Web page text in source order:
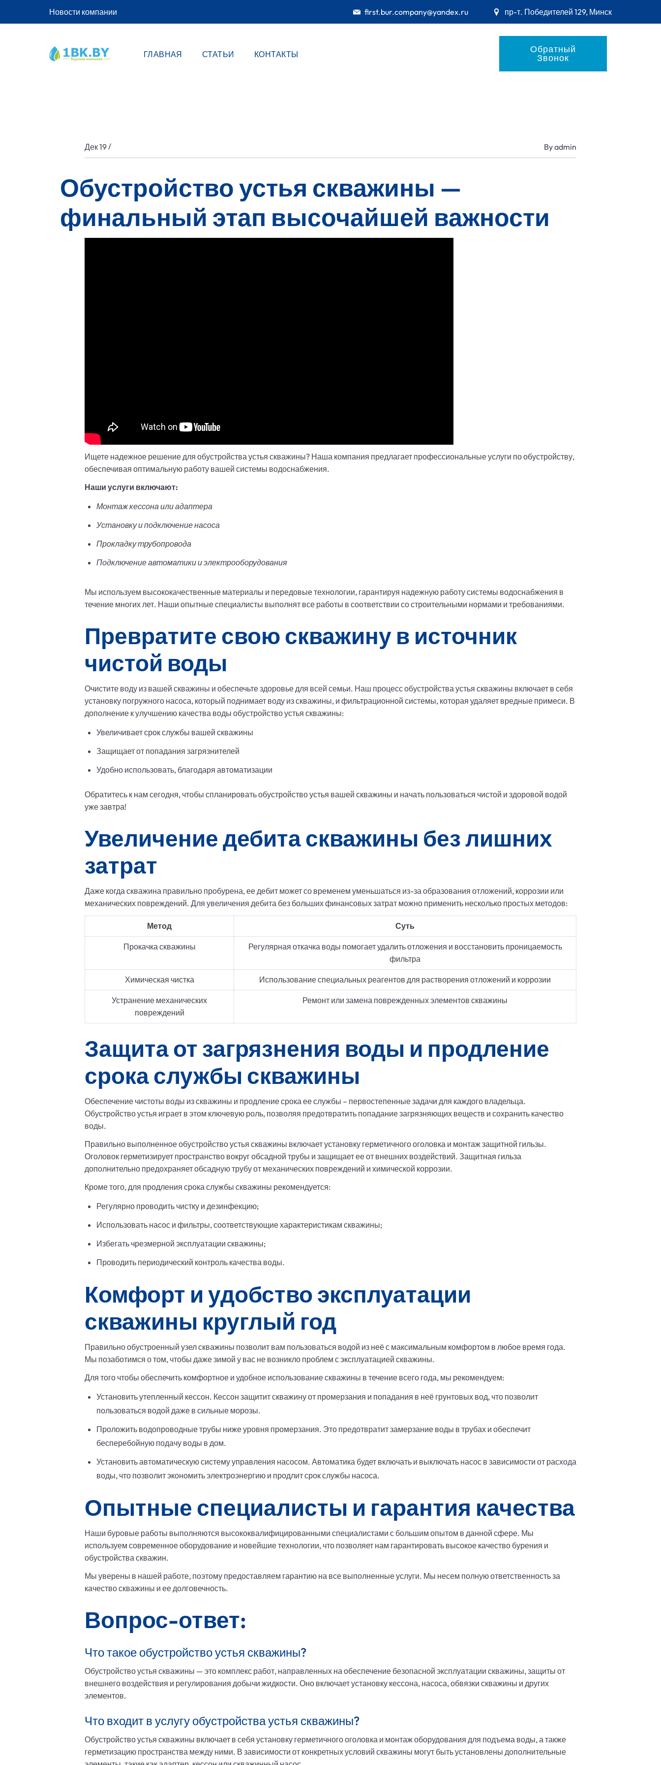
Новости компании first.bur.company@yandex.ru пр-т. Победителей 129, Минск
ГЛАВНАЯ СТАТЬИ КОНТАКТЫ Обратный
Звонок
Дек 19/ Byadmin
Обустройство устья скважины —
финальный этап высочайшей важности
Ищете надежное решение для обустройства устья скважины? Наша компания предлагает профессиональные услуги по обустройству,
обеспечивая оптимальную работу вашей системы водоснабжения.
Наши услуги включают:
Монтаж кессона или адаптера
Установку и подключение насоса
Прокладку трубопровода
Подключение автоматики и электрооборудования
Мы используем высококачественные материалы и передовые технологии, гарантируя надежную работу системы водоснабжения в
течение многих лет. Наши опытные специалисты выполнят все работы в соответствии со строительными нормами и требованиями.
Превратите свою скважину в источник
чистой воды
Очистите воду из вашей скважины и обеспечьте здоровье для всей семьи. Наш процесс обустройства устья скважины включает в себя
установку погружного насоса, который поднимает воду из скважины, и фильтрационной системы, которая удаляет вредные примеси. В
дополнение к улучшению качества воды обустройство устья скважины:
Увеличивает срок службы вашей скважины
Защищает от попадания загрязнителей
Удобно использовать, благодаря автоматизации
Обратитесь к нам сегодня, чтобы спланировать обустройство устья вашей скважины и начать пользоваться чистой и здоровой водой
уже завтра!
Увеличение дебита скважины без лишних
затрат
Даже когда скважина правильно пробурена, ее дебит может со временем уменьшаться из-за образования отложений, коррозии или
механических повреждений. Для увеличения дебита без больших финансовых затрат можно применить несколько простых методов:
Метод Суть
Прокачка скважины
Регулярная откачка воды помогает удалить отложения и восстановить проницаемость
фильтра
Химическая чистка Использование специальных реагентов для растворения отложений и коррозии
Устранение механических
повреждений
Ремонт или замена поврежденных элементов скважины
Защита от загрязнения воды и продление
срока службы скважины
Обеспечение чистоты воды из скважины и продление срока ее службы – первостепенные задачи для каждого владельца.
Обустройство устья играет в этом ключевую роль, позволяя предотвратить попадание загрязняющих веществ и сохранить качество
воды.
Правильно выполненное обустройство устья скважины включает установку герметичного оголовка и монтаж защитной гильзы.
Оголовок герметизирует пространство вокруг обсадной трубы и защищает ее от внешних воздействий. Защитная гильза
дополнительно предохраняет обсадную трубу от механических повреждений и химической коррозии.
Кроме того, для продления срока службы скважины рекомендуется:
Регулярно проводить чистку и дезинфекцию;
Использовать насос и фильтры, соответствующие характеристикам скважины;
Избегать чрезмерной эксплуатации скважины;
Проводить периодический контроль качества воды.
Комфорт и удобство эксплуатации
скважины круглый год
Правильно обустроенный узел скважины позволит вам пользоваться водой из неё с максимальным комфортом в любое время года.
Мы позаботимся о том, чтобы даже зимой у вас не возникло проблем с эксплуатацией скважины.
Для того чтобы обеспечить комфортное и удобное использование скважины в течение всего года, мы рекомендуем:
Установить утепленный кессон. Кессон защитит скважину от промерзания и попадания в неё грунтовых вод, что позволит
пользоваться водой даже в сильные морозы.
Проложить водопроводные трубы ниже уровня промерзания. Это предотвратит замерзание воды в трубах и обеспечит
бесперебойную подачу воды в дом.
Установить автоматическую систему управления насосом. Автоматика будет включать и выключать насос в зависимости от расхода
воды, что позволит экономить электроэнергию и продлит срок службы насоса.
Опытные специалисты и гарантия качества
Наши буровые работы выполняются высококвалифицированными специалистами с большим опытом в данной сфере. Мы
используем современное оборудование и новейшие технологии, что позволяет нам гарантировать высокое качество бурения и
обустройства скважин.
Мы уверены в нашей работе, поэтому предоставляем гарантию на все выполненные услуги. Мы несем полную ответственность за
качество скважины и ее долговечность.
Вопрос-ответ:
Что такое обустройство устья скважины?
Обустройство устья скважины — это комплекс работ, направленных на обеспечение безопасной эксплуатации скважины, защиты от
внешнего воздействия и регулирования добычи жидкости. Оно включает установку кессона, насоса, обвязки скважины и других
элементов.
Что входит в услугу обустройства устья скважины?
Обустройство устья скважины включает в себя установку герметичного оголовка и монтаж оборудования для подъема воды, а также
герметизацию пространства между ними. В зависимости от конкретных условий скважины могут быть установлены дополнительные